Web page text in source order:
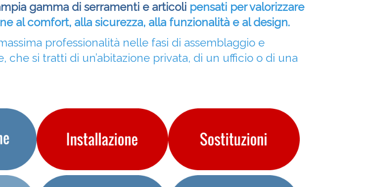
gamma di serramenti e articoli pensati per valorizzare
al comfort, alla sicurezza, alla funzionalità e al design.
professionalità nelle fasi di assemblaggio e
che si tratti di un’abitazione privata, di un ufficio o di una